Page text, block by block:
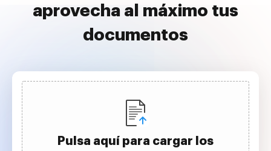
aprovecha al máximo tus
documentos
Pulsa aquí para cargar los